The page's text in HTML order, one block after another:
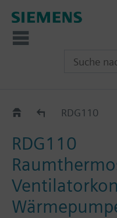
RDG1..RDG110
RDG110